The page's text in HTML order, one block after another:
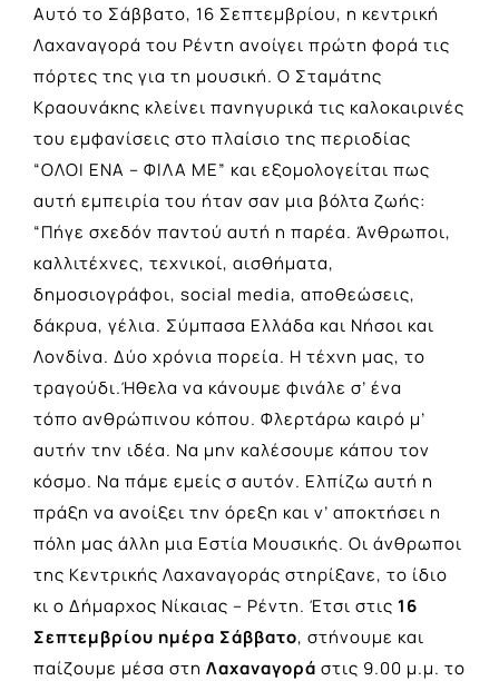
Αυτό το Σάββατο, 16 Σεπτεμβρίου, η κεντρική
Λαχαναγορά του Ρέντη ανοίγει πρώτη φορά τις
πόρτες της για τη μουσική. Ο Σταμάτης
Κραουνάκης κλείνει πανηγυρικά τις καλοκαιρινές
του εμφανίσεις στο πλαίσιο της περιοδίας
“ΟΛΟΙ ΕΝΑ – ΦΙΛΑ ΜΕ” και εξομολογείται πως
αυτή εμπειρία του ήταν σαν μια βόλτα ζωής:
“Πήγε σχεδόν παντού αυτή η παρέα. Άνθρωποι,
καλλιτέχνες, τεχνικοί, αισθήματα,
δημοσιογράφοι, social media, αποθεώσεις,
δάκρυα, γέλια. Σύμπασα Ελλάδα και Νήσοι και
Λονδίνα. Δύο χρόνια πορεία. Η τέχνη μας, το
τραγούδι.Ήθελα να κάνουμε φινάλε σ’ ένα
τόπο ανθρώπινου κόπου. Φλερτάρω καιρό μ’
αυτήν την ιδέα. Να μην καλέσουμε κάπου τον
κόσμο. Να πάμε εμείς σ αυτόν. Ελπίζω αυτή η
πράξη να ανοίξει την όρεξη και ν’ αποκτήσει η
πόλη μας άλλη μια Εστία Μουσικής. Οι άνθρωποι
της Κεντρικής Λαχαναγοράς στηρίξανε, το ίδιο
κι ο Δήμαρχος Νίκαιας – Ρέντη. Έτσι στις 16
Σεπτεμβρίου ημέρα Σάββατο, στήνουμε και
παίζουμε μέσα στη Λαχαναγορά στις 9.00 μ.μ. το